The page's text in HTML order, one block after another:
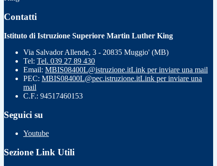
Contatti
Istituto di Istruzione Superiore Martin Luther King
Via Salvador Allende, 3 - 20835 Muggio' (MB)
Tel: Tel. 039 27 89 430
Email: MBIS08400L@istruzione.itLink per inviare una mail
PEC: MBIS08400L@pec.istruzione.itLink per inviare una
mail
C.F.: 94517460153
Seguici su
Youtube
Sezione Link Utili